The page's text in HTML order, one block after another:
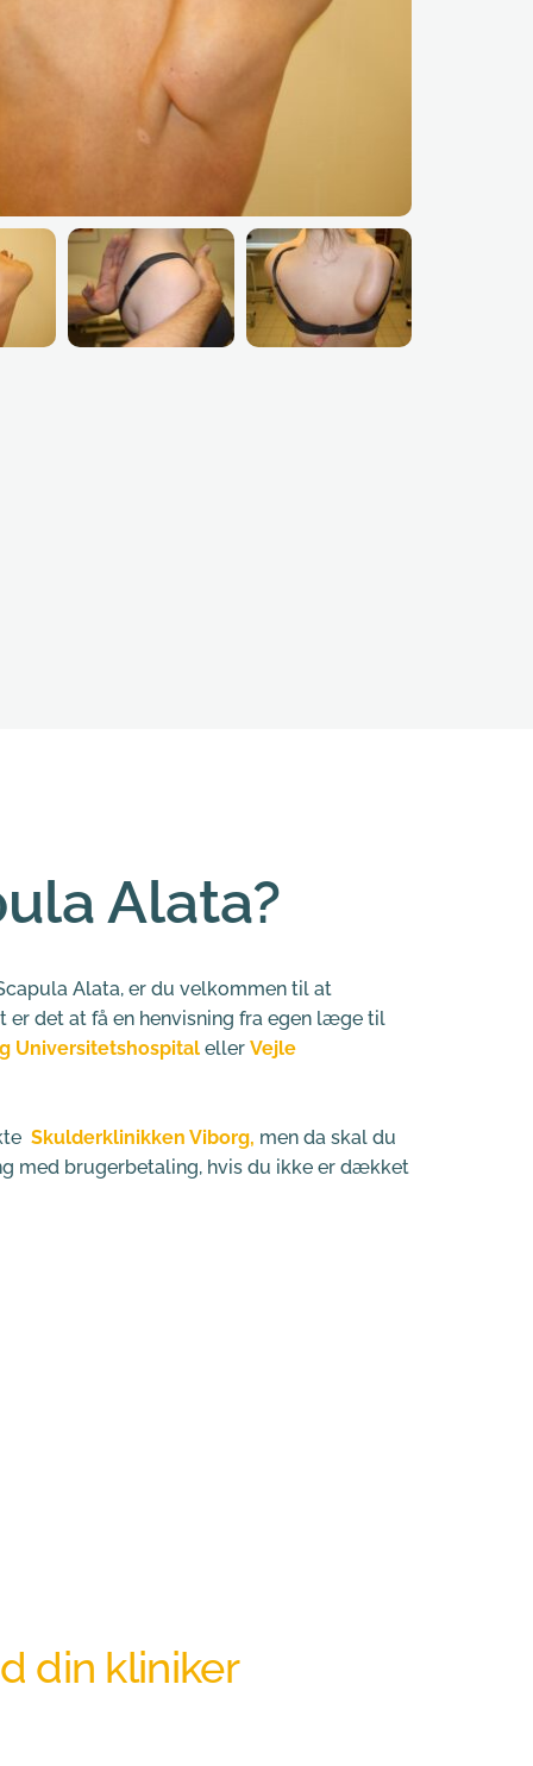
Alata?
Alata, er du velkommen til at
er det at få en henvisning fra egen læge til
Universitetshospital eller Vejle
Skulderklinikken Viborg, men da skal du
med brugerbetaling, hvis du ikke er dækket
din kliniker